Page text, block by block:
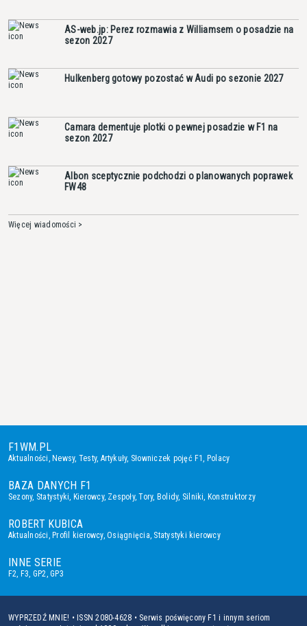
AS-web.jp: Perez rozmawia z Williamsem o posadzie na
sezon 2027
Hulkenberg gotowy pozostać w Audi po sezonie 2027
Camara dementuje plotki o pewnej posadzie w F1 na
sezon 2027
Albon sceptycznie podchodzi o planowanych poprawek
FW48
Więcej wiadomości >
F1WM.PL
Aktualności, Newsy, Testy, Artykuły, Słowniczek pojęć F1, Polacy
BAZA DANYCH F1
Sezony, Statystyki, Kierowcy, Zespoły,Tory, Bolidy, Silniki, Konstruktorzy
ROBERT KUBICA
Aktualności, Profil kierowcy,Osiągnięcia, Statystyki kierowcy
INNE SERIE
F2, F3, GP2,GP3
WYPRZEDŹ MNIE! • ISSN 2080-4628 • Serwis poświęcony F1 i innym seriom